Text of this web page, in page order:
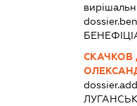
СКАЧКОВ